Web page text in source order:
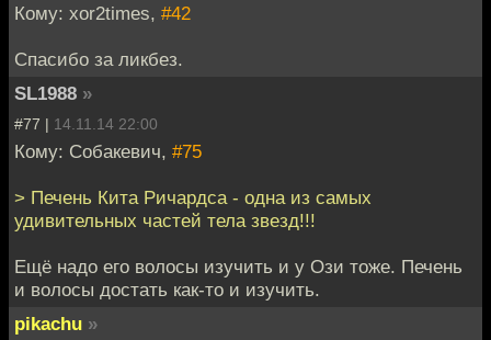
Кому: xor2times, #42
Спасибо за ликбез.
SL1988 »
#77 | 14.11.14 22:00
Кому: Собакевич, #75
> Печень Кита Ричардса - одна из самых
удивительных частей тела звезд!!!
Ещё надо его волосы изучить и у Ози тоже. Печень
и волосы достать как-то и изучить.
pikachu »